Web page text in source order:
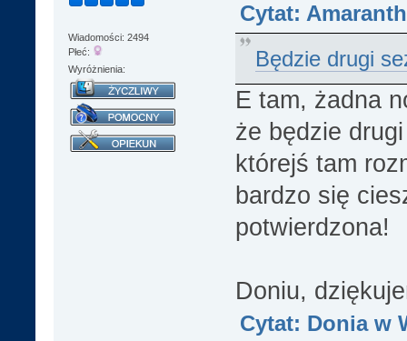
Wiadomości: 2494
Płeć:
Wyróżnienia:
Cytat:
Będzie drugi
E tam, żadna
że będzie
którejś tam
bardzo się
potwierdzona!
Doniu,
Cytat: Donia w